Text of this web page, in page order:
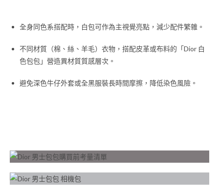
全身同色系搭配時，白包可作為主視覺亮點，減少配件繁雜。
不同材質（棉、絲、羊毛）衣物，搭配皮革或布料的「Dior 白
色包包」營造異材質質感層次。
避免深色牛仔外套或全黑服裝長時間摩擦，降低染色風險。